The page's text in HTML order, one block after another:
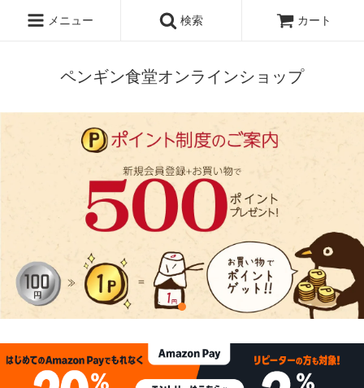
メニュー 検索 カート
ペンギン食堂オンラインショップ